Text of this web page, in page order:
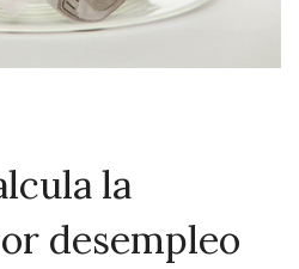
la
desempleo